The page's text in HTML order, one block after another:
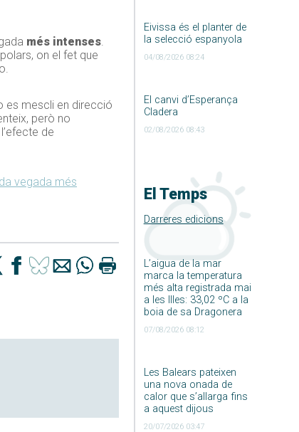
Eivissa és el planter de
la selecció espanyola
04/08/2026 08:24
El canvi d’Esperança
Cladera
02/08/2026 08:43
El Temps
Darreres edicions
L’aigua de la mar
marca la temperatura
més alta registrada mai
a les Illes: 33,02 ºC a la
boia de sa Dragonera
07/08/2026 08:12
Les Balears pateixen
una nova onada de
calor que s’allarga fins
a aquest dijous
20/07/2026 03:47
més intenses.
on el fet que
.
es mescli en direcció
però no
de
vegada més